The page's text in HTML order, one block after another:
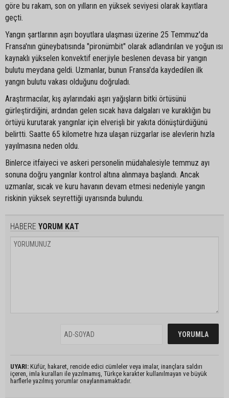
göre bu rakam, son on yılların en yüksek seviyesi olarak kayıtlara
geçti.
Yangın şartlarının aşırı boyutlara ulaşması üzerine 25 Temmuz'da
Fransa'nın güneybatısında "pironümbit" olarak adlandırılan ve yoğun ısı
kaynaklı yükselen konvektif enerjiyle beslenen devasa bir yangın
bulutu meydana geldi. Uzmanlar, bunun Fransa'da kaydedilen ilk
yangın bulutu vakası olduğunu doğruladı.
Araştırmacılar, kış aylarındaki aşırı yağışların bitki örtüsünü
gürleştirdiğini, ardından gelen sıcak hava dalgaları ve kuraklığın bu
örtüyü kurutarak yangınlar için elverişli bir yakıta dönüştürdüğünü
belirtti. Saatte 65 kilometre hıza ulaşan rüzgarlar ise alevlerin hızla
yayılmasına neden oldu.
Binlerce itfaiyeci ve askeri personelin müdahalesiyle temmuz ayı
sonuna doğru yangınlar kontrol altına alınmaya başlandı. Ancak
uzmanlar, sıcak ve kuru havanın devam etmesi nedeniyle yangın
riskinin yüksek seyrettiği uyarısında bulundu.
HABERE YORUM KAT
UYARI: Küfür, hakaret, rencide edici cümleler veya imalar, inançlara saldırı
içeren, imla kuralları ile yazılmamış, Türkçe karakter kullanılmayan ve büyük
harflerle yazılmış yorumlar onaylanmamaktadır.